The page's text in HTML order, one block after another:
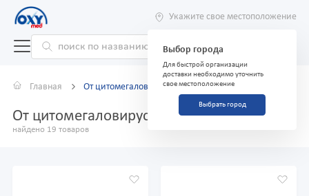
Укажите свое местоположение
Выбор города
Для быстрой организации
доставки необходимо уточнить
свое местоположение
Выбрать город
Главная От цитомегаловирусной инфекции
От цитомегаловирусной инфекции
найдено 19 товаров